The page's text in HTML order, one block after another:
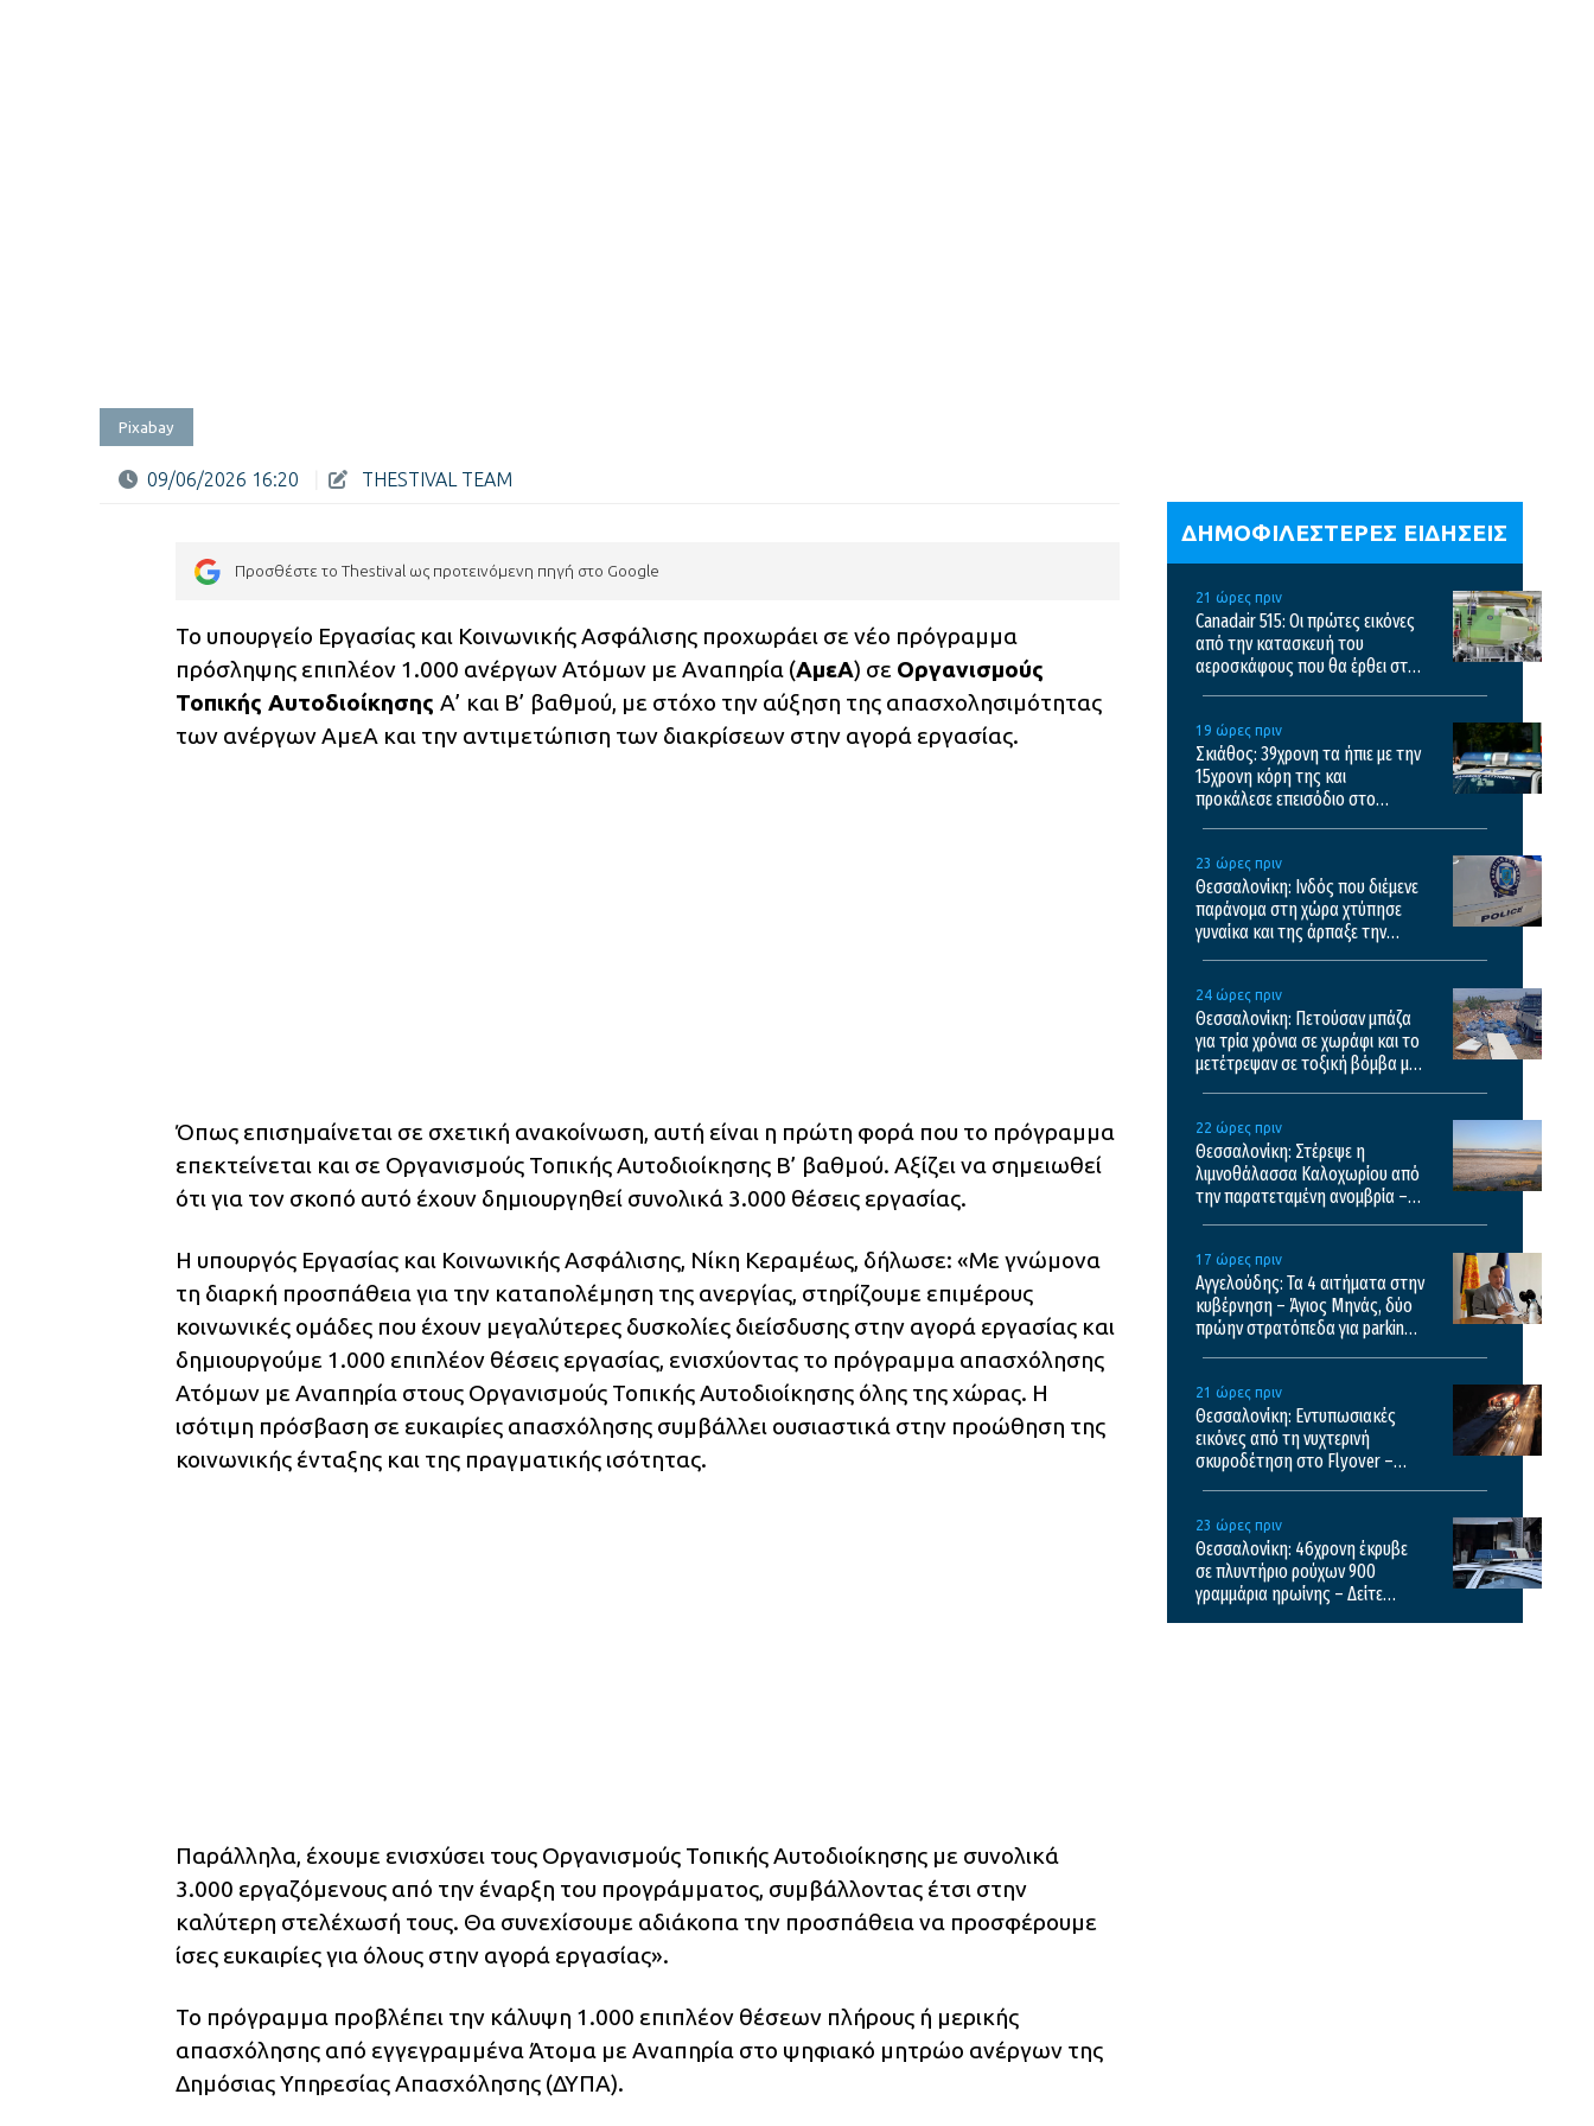
Pixabay
09/06/2026 16:20 THESTIVAL TEAM
Προσθέστε το Thestival ως προτεινόμενη πηγή στο Google
Το υπουργείο Εργασίας και Κοινωνικής Ασφάλισης προχωράει σε νέο πρόγραμμα
πρόσληψης επιπλέον 1.000 ανέργων Ατόμων με Αναπηρία (ΑμεΑ) σε Οργανισμούς
Τοπικής Αυτοδιοίκησης Α’ και Β’ βαθμού, με στόχο την αύξηση της απασχολησιμότητας
των ανέργων ΑμεΑ και την αντιμετώπιση των διακρίσεων στην αγορά εργασίας.
Όπως επισημαίνεται σε σχετική ανακοίνωση, αυτή είναι η πρώτη φορά που το πρόγραμμα
επεκτείνεται και σε Οργανισμούς Τοπικής Αυτοδιοίκησης Β’ βαθμού. Αξίζει να σημειωθεί
ότι για τον σκοπό αυτό έχουν δημιουργηθεί συνολικά 3.000 θέσεις εργασίας.
Η υπουργός Εργασίας και Κοινωνικής Ασφάλισης, Νίκη Κεραμέως, δήλωσε: «Με γνώμονα
τη διαρκή προσπάθεια για την καταπολέμηση της ανεργίας, στηρίζουμε επιμέρους
κοινωνικές ομάδες που έχουν μεγαλύτερες δυσκολίες διείσδυσης στην αγορά εργασίας και
δημιουργούμε 1.000 επιπλέον θέσεις εργασίας, ενισχύοντας το πρόγραμμα απασχόλησης
Ατόμων με Αναπηρία στους Οργανισμούς Τοπικής Αυτοδιοίκησης όλης της χώρας. Η
ισότιμη πρόσβαση σε ευκαιρίες απασχόλησης συμβάλλει ουσιαστικά στην προώθηση της
κοινωνικής ένταξης και της πραγματικής ισότητας.
Παράλληλα, έχουμε ενισχύσει τους Οργανισμούς Τοπικής Αυτοδιοίκησης με συνολικά
3.000 εργαζόμενους από την έναρξη του προγράμματος, συμβάλλοντας έτσι στην
καλύτερη στελέχωσή τους. Θα συνεχίσουμε αδιάκοπα την προσπάθεια να προσφέρουμε
ίσες ευκαιρίες για όλους στην αγορά εργασίας».
Το πρόγραμμα προβλέπει την κάλυψη 1.000 επιπλέον θέσεων πλήρους ή μερικής
απασχόλησης από εγγεγραμμένα Άτομα με Αναπηρία στο ψηφιακό μητρώο ανέργων της
Δημόσιας Υπηρεσίας Απασχόλησης (ΔΥΠΑ).
ΔΗΜΟΦΙΛΕΣΤΕΡΕΣ ΕΙΔΗΣΕΙΣ
21 ώρες πριν
Canadair 515: Οι πρώτες εικόνες
από την κατασκευή του
αεροσκάφους που θα έρθει στην
19 ώρες πριν
Σκιάθος: 39χρονη τα ήπιε με την
15χρονη κόρη της και
προκάλεσε επεισόδιο στο
23 ώρες πριν
Θεσσαλονίκη: Ινδός που διέμενε
παράνομα στη χώρα χτύπησε
γυναίκα και της άρπαξε την
24 ώρες πριν
Θεσσαλονίκη: Πετούσαν μπάζα
για τρία χρόνια σε χωράφι και το
μετέτρεψαν σε τοξική βόμβα με
22 ώρες πριν
Θεσσαλονίκη: Στέρεψε η
λιμνοθάλασσα Καλοχωρίου από
την παρατεταμένη ανομβρία –
17 ώρες πριν
Αγγελούδης: Τα 4 αιτήματα στην
κυβέρνηση – Άγιος Μηνάς, δύο
πρώην στρατόπεδα για parking,
21 ώρες πριν
Θεσσαλονίκη: Εντυπωσιακές
εικόνες από τη νυχτερινή
σκυροδέτηση στο Flyover –
23 ώρες πριν
Θεσσαλονίκη: 46χρονη έκρυβε
σε πλυντήριο ρούχων 900
γραμμάρια ηρωίνης – Δείτε